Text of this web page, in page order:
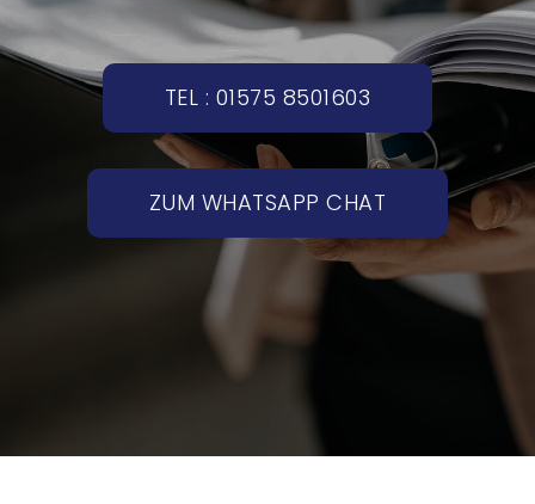
TEL : 01575 8501603
ZUM WHATSAPP CHAT